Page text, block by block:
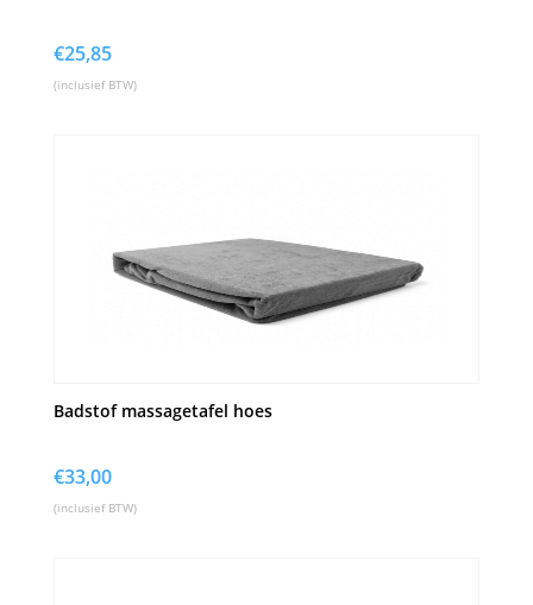
€25,85
(inclusief BTW)
Badstof massagetafel hoes
€33,00
(inclusief BTW)